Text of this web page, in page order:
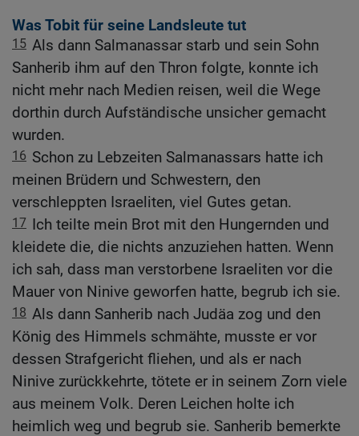
Was Tobit für seine Landsleute tut
15 Als dann Salmanassar starb und sein Sohn
Sanherib ihm auf den Thron folgte, konnte ich
nicht mehr nach Medien reisen, weil die Wege
dorthin durch Aufständische unsicher gemacht
wurden.
16 Schon zu Lebzeiten Salmanassars hatte ich
meinen Brüdern und Schwestern, den
verschleppten Israeliten, viel Gutes getan.
17 Ich teilte mein Brot mit den Hungernden und
kleidete die, die nichts anzuziehen hatten. Wenn
ich sah, dass man verstorbene Israeliten vor die
Mauer von Ninive geworfen hatte, begrub ich sie.
18 Als dann Sanherib nach Judäa zog und den
König des Himmels schmähte, musste er vor
dessen Strafgericht fliehen, und als er nach
Ninive zurückkehrte, tötete er in seinem Zorn viele
aus meinem Volk. Deren Leichen holte ich
heimlich weg und begrub sie. Sanherib bemerkte